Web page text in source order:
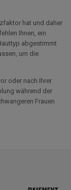
hat und daher
Ihnen, ein
abgestimmt
um die
oder nach Ihrer
während der
Frauen